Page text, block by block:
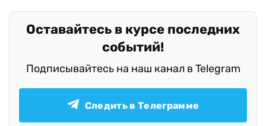
Оставайтесь в курсе последних
событий!
Подписывайтесь на наш канал в Telegram
Следить в Телеграмме